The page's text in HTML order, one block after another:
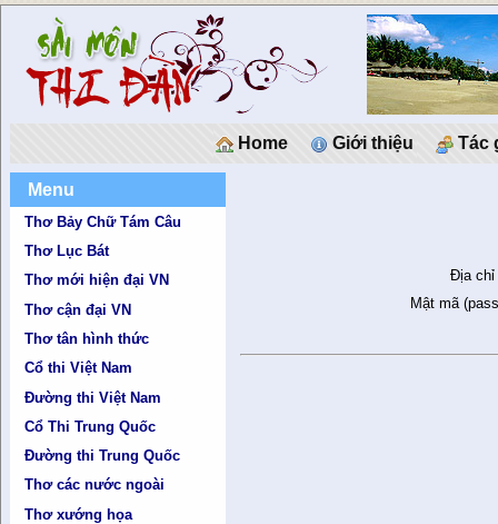
Home Giới thiệu Tác
Menu
Thơ Bảy Chữ Tám Câu
Thơ Lục Bát
Thơ mới hiện đại VN
Thơ cận đại VN
Thơ tân hình thức
Cổ thi Việt Nam
Đường thi Việt Nam
Cổ Thi Trung Quốc
Đường thi Trung Quốc
Thơ các nước ngoài
Thơ xướng họa
Địa chỉ
Mật mã